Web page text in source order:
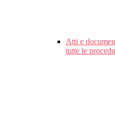
Atti e
tutte le